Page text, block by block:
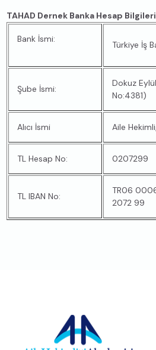
TAHAD Dernek Banka Hesap Bilgileri
Bank İsmi:
Türkiye İş
Şube İsmi:
Dokuz
No:4381)
Alıcı İsmi Aile
TL Hesap No: 0207299
TL IBAN No:
TR06
2072 99